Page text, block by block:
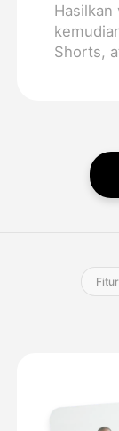
Hasilkan
Shorts,